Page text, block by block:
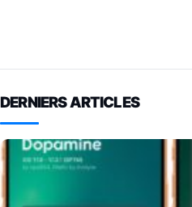
DERNIERS ARTICLES